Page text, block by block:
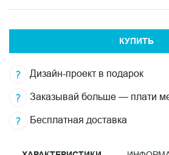
КУПИТЬ
Дизайн-проект в подарок
Заказывай больше — плати
Бесплатная доставка